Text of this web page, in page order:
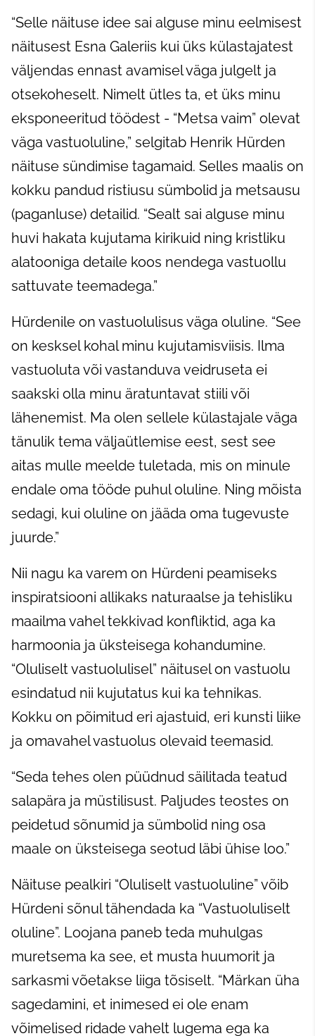
“Selle näituse idee sai alguse minu eelmisest
näitusest Esna Galeriis kui üks külastajatest
väljendas ennast avamisel väga julgelt ja
otsekoheselt. Nimelt ütles ta, et üks minu
eksponeeritud töödest - “Metsa vaim” olevat
väga vastuoluline,” selgitab Henrik Hürden
näituse sündimise tagamaid. Selles maalis on
kokku pandud ristiusu sümbolid ja metsausu
(paganluse) detailid. “Sealt sai alguse minu
huvi hakata kujutama kirikuid ning kristliku
alatooniga detaile koos nendega vastuollu
sattuvate teemadega.”
Hürdenile on vastuolulisus väga oluline. “See
on kesksel kohal minu kujutamisviisis. Ilma
vastuoluta või vastanduva veidruseta ei
saakski olla minu äratuntavat stiili või
lähenemist. Ma olen sellele külastajale väga
tänulik tema väljaütlemise eest, sest see
aitas mulle meelde tuletada, mis on minule
endale oma tööde puhul oluline. Ning mõista
sedagi, kui oluline on jääda oma tugevuste
juurde.”
Nii nagu ka varem on Hürdeni peamiseks
inspiratsiooni allikaks naturaalse ja tehisliku
maailma vahel tekkivad konfliktid, aga ka
harmoonia ja üksteisega kohandumine.
“Oluliselt vastuolulisel” näitusel on vastuolu
esindatud nii kujutatus kui ka tehnikas.
Kokku on põimitud eri ajastuid, eri kunsti liike
ja omavahel vastuolus olevaid teemasid.
“Seda tehes olen püüdnud säilitada teatud
salapära ja müstilisust. Paljudes teostes on
peidetud sõnumid ja sümbolid ning osa
maale on üksteisega seotud läbi ühise loo.”
Näituse pealkiri “Oluliselt vastuoluline” võib
Hürdeni sõnul tähendada ka “Vastuoluliselt
oluline”. Loojana paneb teda muhulgas
muretsema ka see, et musta huumorit ja
sarkasmi võetakse liiga tõsiselt. “Märkan üha
sagedamini, et inimesed ei ole enam
võimelised ridade vahelt lugema ega ka